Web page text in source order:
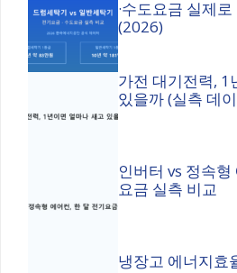
·수도요금 실제
(2026)
가전 대기전력, 1
있을까 (실측 데
인버터 vs 정속
요금 실측 비교
냉장고 에너지효